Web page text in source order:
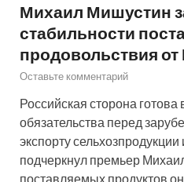
Михаил Мишустин
стабильности
продовольствия от
Оставьте комментарий
Российская сторона
обязательства перед
экспорту сельхозпродукции
подчеркнул премьер
поставляемых продуктов